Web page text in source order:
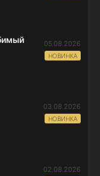
05.08.2026
НОВИНКА
03.08.2026
НОВИНКА
02.08.2026